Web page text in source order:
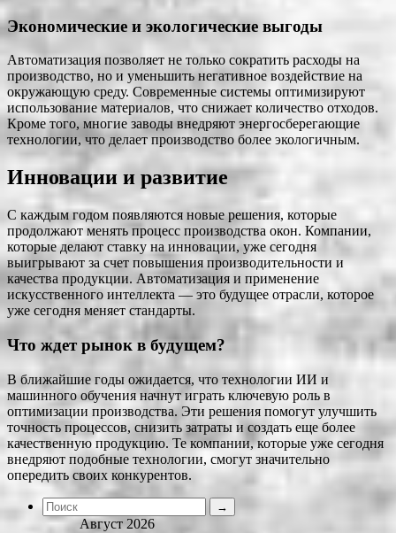
Экономические и экологические выгоды
Автоматизация позволяет не только сократить расходы на
производство, но и уменьшить негативное воздействие на
окружающую среду. Современные системы оптимизируют
использование материалов, что снижает количество отходов.
Кроме того, многие заводы внедряют энергосберегающие
технологии, что делает производство более экологичным.
Инновации и развитие
С каждым годом появляются новые решения, которые
продолжают менять процесс производства окон. Компании,
которые делают ставку на инновации, уже сегодня
выигрывают за счет повышения производительности и
качества продукции. Автоматизация и применение
искусственного интеллекта — это будущее отрасли, которое
уже сегодня меняет стандарты.
Что ждет рынок в будущем?
В ближайшие годы ожидается, что технологии ИИ и
машинного обучения начнут играть ключевую роль в
оптимизации производства. Эти решения помогут улучшить
точность процессов, снизить затраты и создать еще более
качественную продукцию. Те компании, которые уже сегодня
внедряют подобные технологии, смогут значительно
опередить своих конкурентов.
Август 2026